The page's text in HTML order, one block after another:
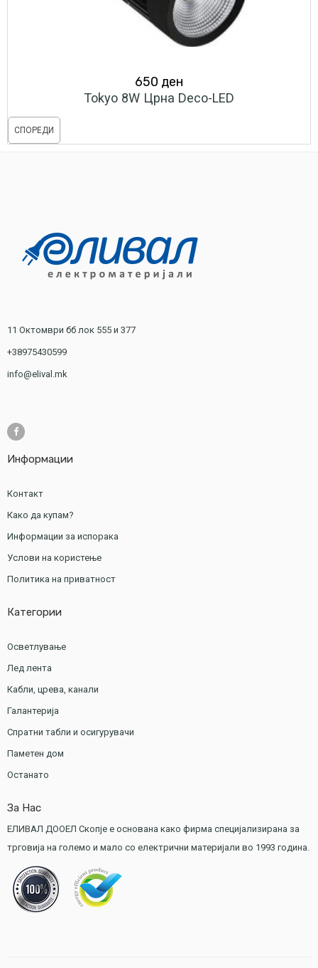
650 ден
Tokyo 8W Црна Deco-LED
СПОРЕДИ
11 Октомври бб лок 555 и 377
+38975430599
info@elival.mk
Информации
Контакт
Како да купам?
Информации за испорака
Услови на користење
Политика на приватност
Категории
Осветлување
Лед лента
Кабли, црева, канали
Галантерија
Спратни табли и осигурувачи
Паметен дом
Останато
За Нас
ЕЛИВАЛ ДООЕЛ Скопје е основана како фирма специјализирана за
трговија на големо и мало со електрични материјали во 1993 година.